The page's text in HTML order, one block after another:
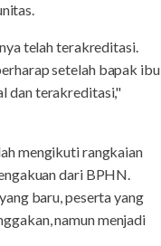
telah terakreditasi.
setelah bapak ibu
dan terakreditasi,"
mengikuti rangkaian
dari BPHN.
baru, peserta yang
namun menjadi